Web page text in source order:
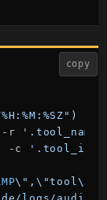
copy
)
r
'.tool_name
-c